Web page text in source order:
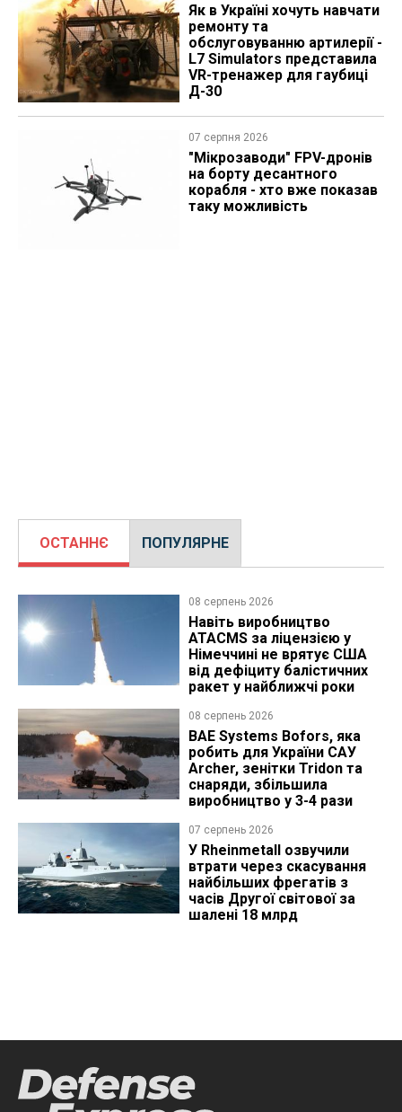
Як в Україні хочуть навчати
ремонту та
обслуговуванню артилерії -
L7 Simulators представила
VR-тренажер для гаубиці
Д-30
07 серпня 2026
"Мікрозаводи" FPV-дронів
на борту десантного
корабля - хто вже показав
таку можливість
ОСТАННЄ ПОПУЛЯРНЕ
08 серпень 2026
Навіть виробництво
ATACMS за ліцензією у
Німеччині не врятує США
від дефіциту балістичних
ракет у найближчі роки
08 серпень 2026
BAE Systems Bofors, яка
робить для України САУ
Archer, зенітки Tridon та
снаряди, збільшила
виробництво у 3-4 рази
07 серпень 2026
У Rheinmetall озвучили
втрати через скасування
найбільших фрегатів з
часів Другої світової за
шалені 18 млрд